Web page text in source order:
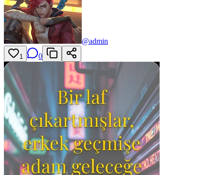
@admin
1 0